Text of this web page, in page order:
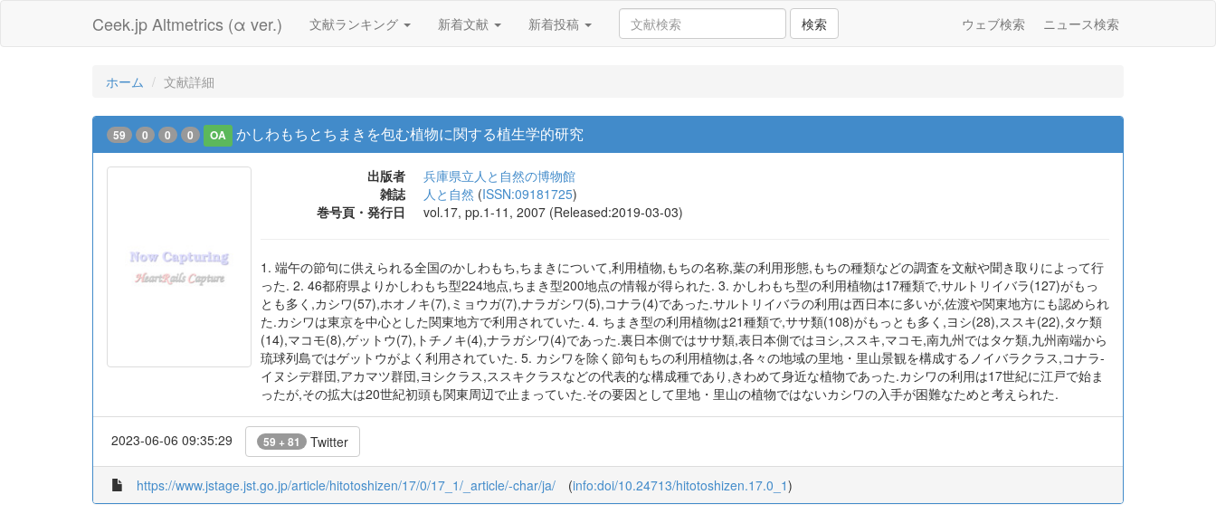
Ceek.jp Altmetrics (α ver.) 文献ランキング 新着文献 新着投稿 検索 ウェブ検索 ニュース検索
ホーム 文献詳細
59 0 0 0 OA かしわもちとちまきを包む植物に関する植生学的研究
出版者
兵庫県立人と自然の博物館
雑誌
人と自然 (ISSN:09181725)
巻号頁・発行日
vol.17, pp.1-11, 2007 (Released:2019-03-03)
1. 端午の節句に供えられる全国のかしわもち,ちまきについて,利用植物,もちの名称,葉の利用形態,もちの種類などの調査を文献や聞き取りによって行
った. 2. 46都府県よりかしわもち型224地点,ちまき型200地点の情報が得られた. 3. かしわもち型の利用植物は17種類で,サルトリイバラ(127)がもっ
とも多く,カシワ(57),ホオノキ(7),ミョウガ(7),ナラガシワ(5),コナラ(4)であった.サルトリイバラの利用は西日本に多いが,佐渡や関東地方にも認められ
た.カシワは東京を中心とした関東地方で利用されていた. 4. ちまき型の利用植物は21種類で,ササ類(108)がもっとも多く,ヨシ(28),ススキ(22),タケ類
(14),マコモ(8),ゲットウ(7),トチノキ(4),ナラガシワ(4)であった.裏日本側ではササ類,表日本側ではヨシ,ススキ,マコモ,南九州ではタケ類,九州南端から
琉球列島ではゲットウがよく利用されていた. 5. カシワを除く節句もちの利用植物は,各々の地域の里地・里山景観を構成するノイバラクラス,コナラ-
イヌシデ群団,アカマツ群団,ヨシクラス,ススキクラスなどの代表的な構成種であり,きわめて身近な植物であった.カシワの利用は17世紀に江戸で始ま
ったが,その拡大は20世紀初頭も関東周辺で止まっていた.その要因として里地・里山の植物ではないカシワの入手が困難なためと考えられた.
2023-06-06 09:35:29 59 + 81 Twitter
https://www.jstage.jst.go.jp/article/hitotoshizen/17/0/17_1/_article/-char/ja/ (info:doi/10.24713/hitotoshizen.17.0_1)